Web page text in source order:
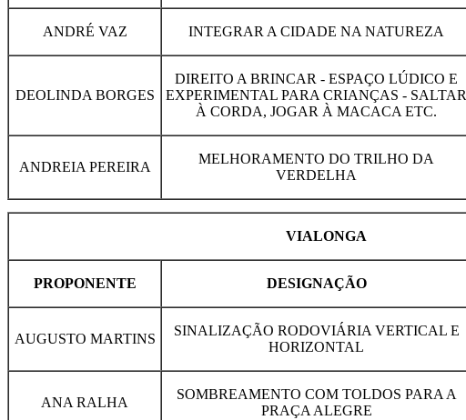
ANDRÉ VAZ INTEGRAR A CIDADE NA NATUREZA
DEOLINDA BORGES
DIREITO A BRINCAR - ESPAÇO LÚDICO E
EXPERIMENTAL PARA CRIANÇAS - SALTAR
À CORDA, JOGAR À MACACA ETC.
ANDREIA PEREIRA
MELHORAMENTO DO TRILHO DA
VERDELHA
VIALONGA
PROPONENTE DESIGNAÇÃO
AUGUSTO MARTINS
SINALIZAÇÃO RODOVIÁRIA VERTICAL E
HORIZONTAL
ANA RALHA
SOMBREAMENTO COM TOLDOS PARA A
PRAÇA ALEGRE